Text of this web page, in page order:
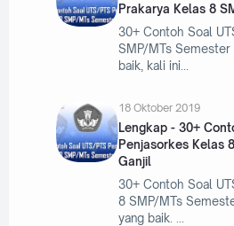
Prakarya Kelas 8
30+ Contoh Soal
SMP/MTs Semester
baik, kali ini
18 Oktober 2019
Lengkap - 30+
Penjasorkes Kelas
Ganjil
30+ Contoh Soal
8 SMP/MTs
yang baik.